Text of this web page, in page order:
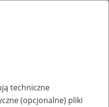
techniczne
(opcjonalne) pliki